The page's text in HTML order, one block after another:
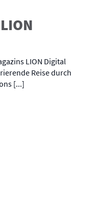
LION Digital
Reise durch
[...]